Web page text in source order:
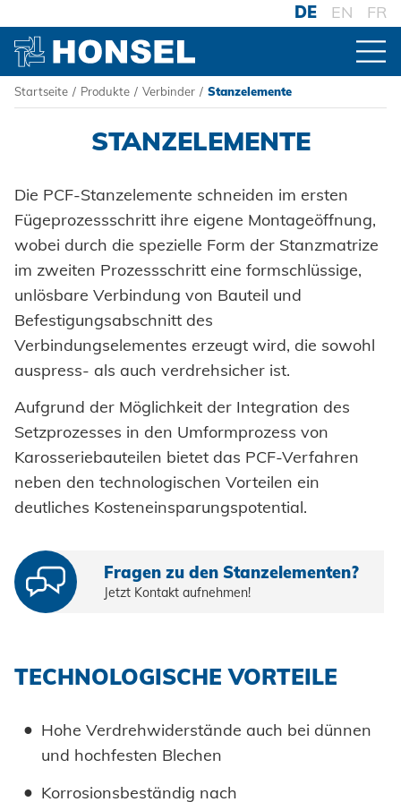
DE EN FR
PRODUKTE
VERBINDER
Blindniete
Blindnietmuttern
Blindnietschrauben
Einpresselemente
Stanzelemente
Coils
Bolzen
VERARBEITUNG
Startseite / Produkte / Verbinder / Stanzelemente
STANZELEMENTE
Die PCF-Stanzelemente schneiden im ersten
Fügeprozessschritt ihre eigene Montageöffnung,
wobei durch die spezielle Form der Stanzmatrize
im zweiten Prozessschritt eine formschlüssige,
unlösbare Verbindung von Bauteil und
Befestigungsabschnitt des
Verbindungselementes erzeugt wird, die sowohl
auspress- als auch verdrehsicher ist.
Aufgrund der Möglichkeit der Integration des
Setzprozesses in den Umformprozess von
Karosseriebauteilen bietet das PCF-Verfahren
neben den technologischen Vorteilen ein
deutliches Kosteneinsparungspotential.
Fragen zu den Stanzelementen?
Jetzt Kontakt aufnehmen!
TECHNOLOGISCHE VORTEILE
Hohe Verdrehwiderstände auch bei dünnen
und hochfesten Blechen
Korrosionsbeständig nach